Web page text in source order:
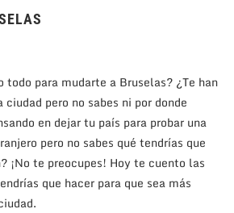
todo para mudarte a Bruselas? ¿Te han
pero no sabes ni por donde
en dejar tu país para probar una
pero no sabes qué tendrías que
¡No te preocupes! Hoy te cuento las
que hacer para que sea más